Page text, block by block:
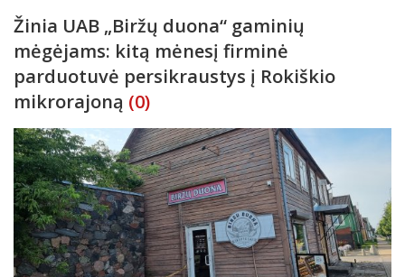
Žinia UAB „Biržų duona“ gaminių
mėgėjams: kitą mėnesį firminė
parduotuvė persikraustys į Rokiškio
mikrorajoną (0)